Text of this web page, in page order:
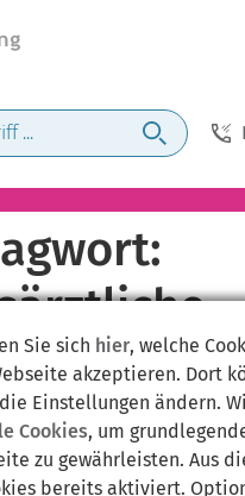
Sie sich hier, welche
akzeptieren. Dort
Einstellungen ändern.
Cookies, um
zu gewährleisten. Aus
bereits aktiviert.